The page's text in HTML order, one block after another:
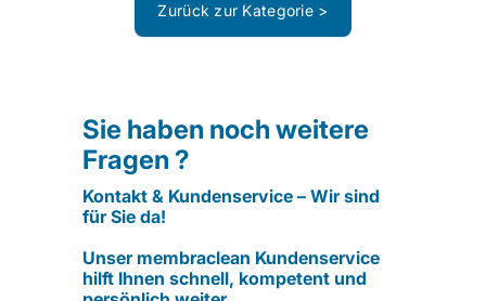
Zurück zur Kategorie >
Sie haben noch weitere
Fragen ?
Kontakt & Kundenservice – Wir sind
für Sie da!
Unser membraclean Kundenservice
hilft Ihnen schnell, kompetent und